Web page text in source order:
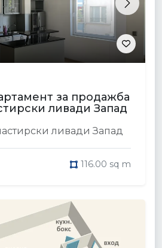
Next
за продажба
ливади Запад
ливади Запад
116.00 sq m